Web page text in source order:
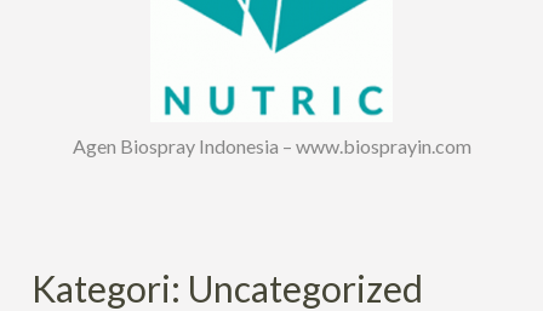
Agen Biospray Indonesia – www.biosprayin.com
Kategori: Uncategorized